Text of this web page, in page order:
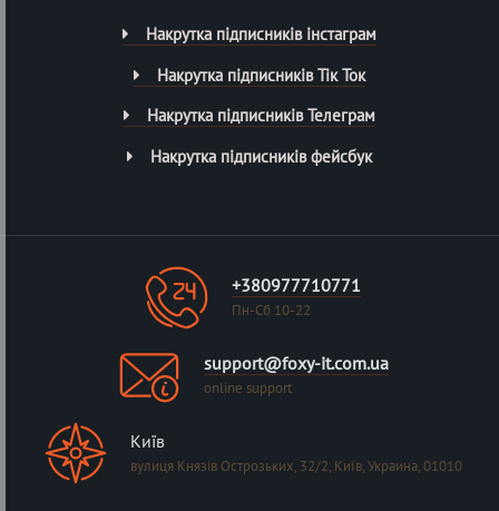
Накрутка підписників інстаграм
Накрутка підписників Тік Ток
Накрутка підписників Телеграм
Накрутка підписників фейсбук
+380977710771
Пн-Сб 10-22
support@foxy-it.com.ua
online support
Київ
вулиця Князів Острозьких, 32/2, Київ, Украина, 01010